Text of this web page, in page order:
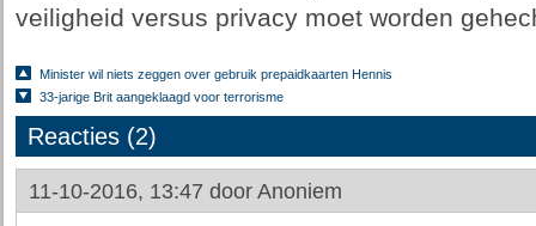
veiligheid versus privacy moet worden
Minister wil niets zeggen over gebruik prepaidkaarten Hennis
33-jarige Brit aangeklaagd voor terrorisme
Reacties (2)
11-10-2016, 13:47 door Anoniem